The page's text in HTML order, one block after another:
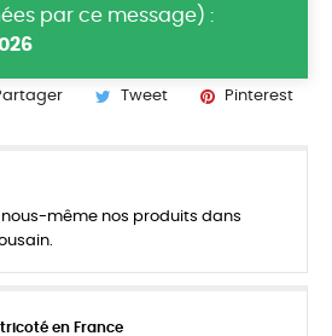
par ce message) :
Tweet Pinterest
nous-même nos produits dans
en France